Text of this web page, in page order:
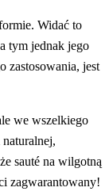
Widać to
tym jednak jego
zastosowania, jest
we wszelkiego
sauté na wilgotną
zagwarantowany!